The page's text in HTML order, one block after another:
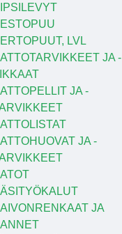
LVL
JA -
JA -
JA -
JA